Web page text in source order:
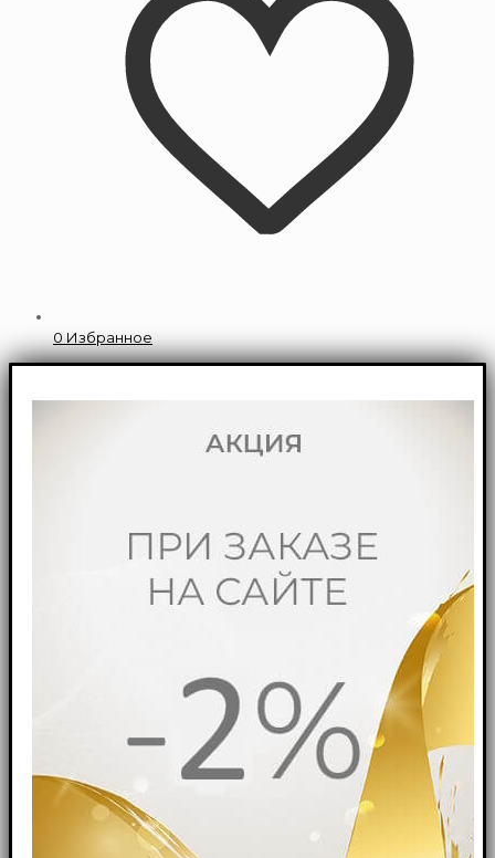
0 Избранное